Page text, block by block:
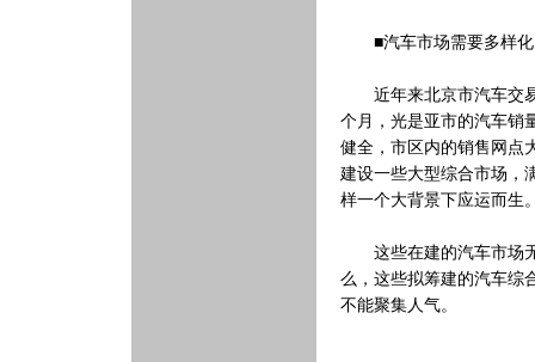
■汽车市场需要多样化
近年来北京市汽车交易
个月，光是亚市的汽车销
健全，市区内的销售网点
建设一些大型综合市场，
样一个大背景下应运而生
这些在建的汽车市场无
么，这些拟筹建的汽车综
不能聚集人气。